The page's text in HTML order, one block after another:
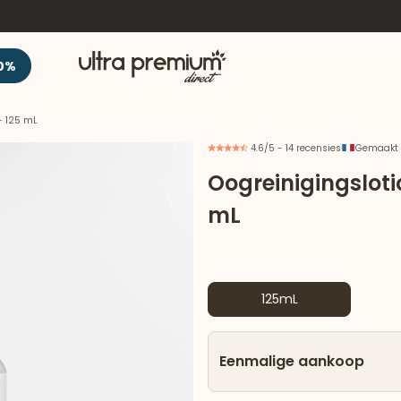
Welkom
mL
4.6/5 - 14 recensies Gemaakt
mL
125mL
Eenmalige aankoop